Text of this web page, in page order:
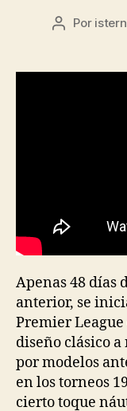
Autor
entrada
Por istern
Apenas 48 días
anterior, se
Premier
diseño clásico
por modelos
en los torneos
cierto toque